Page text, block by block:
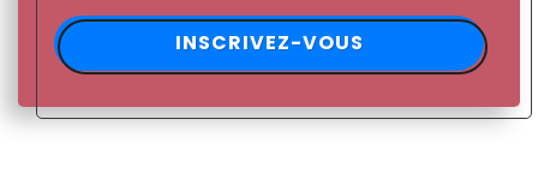
INSCRIVEZ-VOUS